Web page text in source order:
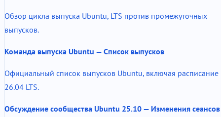
Обзор цикла выпуска Ubuntu, LTS против промежуточных
выпусков.
Команда выпуска Ubuntu — Список выпусков
Официальный список выпусков Ubuntu, включая расписание
26.04 LTS.
Обсуждение сообщества Ubuntu 25.10 — Изменения сеансов